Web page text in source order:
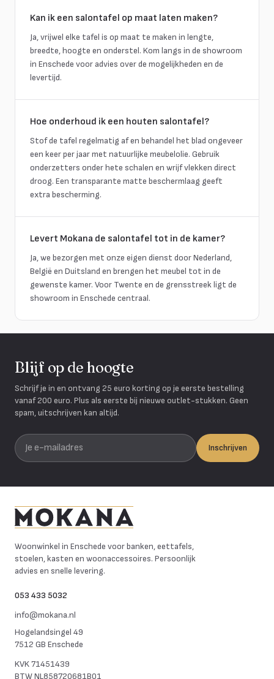
Kan ik een salontafel op maat laten maken?
Ja, vrijwel elke tafel is op maat te maken in lengte,
breedte, hoogte en onderstel. Kom langs in de showroom
in Enschede voor advies over de mogelijkheden en de
levertijd.
Hoe onderhoud ik een houten salontafel?
Stof de tafel regelmatig af en behandel het blad ongeveer
een keer per jaar met natuurlijke meubelolie. Gebruik
onderzetters onder hete schalen en wrijf vlekken direct
droog. Een transparante matte beschermlaag geeft
extra bescherming.
Levert Mokana de salontafel tot in de kamer?
Ja, we bezorgen met onze eigen dienst door Nederland,
België en Duitsland en brengen het meubel tot in de
gewenste kamer. Voor Twente en de grensstreek ligt de
showroom in Enschede centraal.
Blijf op de hoogte
Schrijf je in en ontvang 25 euro korting op je eerste bestelling
vanaf 200 euro. Plus als eerste bij nieuwe outlet-stukken. Geen
spam, uitschrijven kan altijd.
Je e-mailadres
Inschrijven
Woonwinkel in Enschede voor banken, eettafels,
stoelen, kasten en woonaccessoires. Persoonlijk
advies en snelle levering.
053 433 5032
info@mokana.nl
Hogelandsingel 49
7512 GB Enschede
KVK71451439
BTWNL858720681B01